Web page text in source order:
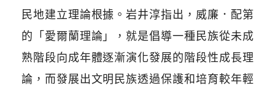
民地建立理論根據。岩井淳指出，威廉．配第
的「愛爾蘭理論」，就是倡導一種民族從未成
熟階段向成年體逐漸演化發展的階段性成長理
論，而發展出文明民族透過保護和培育較年輕